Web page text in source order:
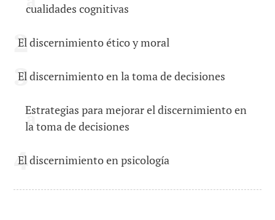
cualidades cognitivas
El discernimiento ético y moral
El discernimiento en la toma de decisiones
Estrategias para mejorar el discernimiento en
la toma de decisiones
El discernimiento en psicología